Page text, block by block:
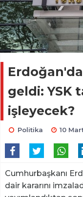
geldi: YSK
işleyecek?
Politika 10
Cumhurbaşkanı
dair kararını